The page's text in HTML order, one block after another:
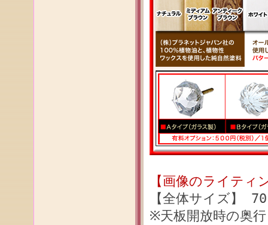
【画像のライテ
【全体サイズ】
※天板開放時の奥